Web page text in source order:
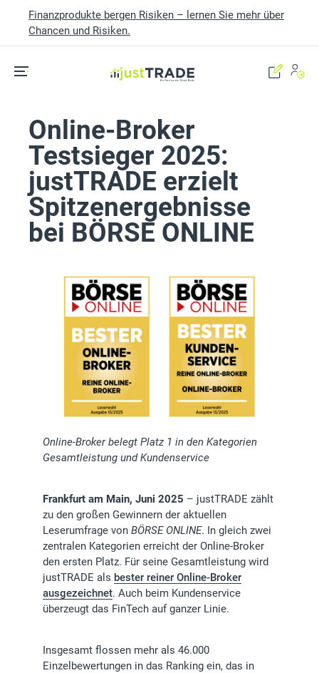
Finanzprodukte bergen Risiken – lernen Sie mehr über
Chancen und Risiken.
Online-Broker
Testsieger 2025:
justTRADE erzielt
Spitzenergebnisse
bei BÖRSE ONLINE
Online-Broker belegt Platz 1 in den Kategorien
Gesamtleistung und Kundenservice
Frankfurt am Main, Juni 2025 – justTRADE zählt
zu den großen Gewinnern der aktuellen
Leserumfrage von BÖRSE ONLINE. In gleich zwei
zentralen Kategorien erreicht der Online-Broker
den ersten Platz. Für seine Gesamtleistung wird
justTRADE als bester reiner Online-Broker
ausgezeichnet. Auch beim Kundenservice
überzeugt das FinTech auf ganzer Linie.
Insgesamt flossen mehr als 46.000
Einzelbewertungen in das Ranking ein, das in